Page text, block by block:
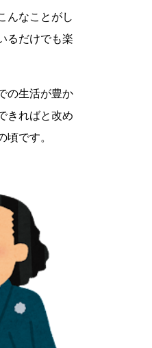
んなことがし
るだけでも楽
の生活が豊か
きればと改め
頃です。